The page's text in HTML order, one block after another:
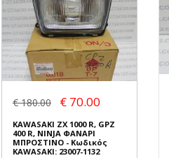
€ 180.00 € 70.00
KAWASAKI ZX 1000 R, GPZ
400 R, NINJA ΦΑΝΑΡΙ
ΜΠΡΟΣΤΙΝΟ - Κωδικός
KAWASAKI: 23007-1132